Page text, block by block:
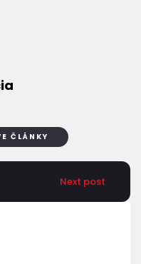
ČLÁNKY
Next post